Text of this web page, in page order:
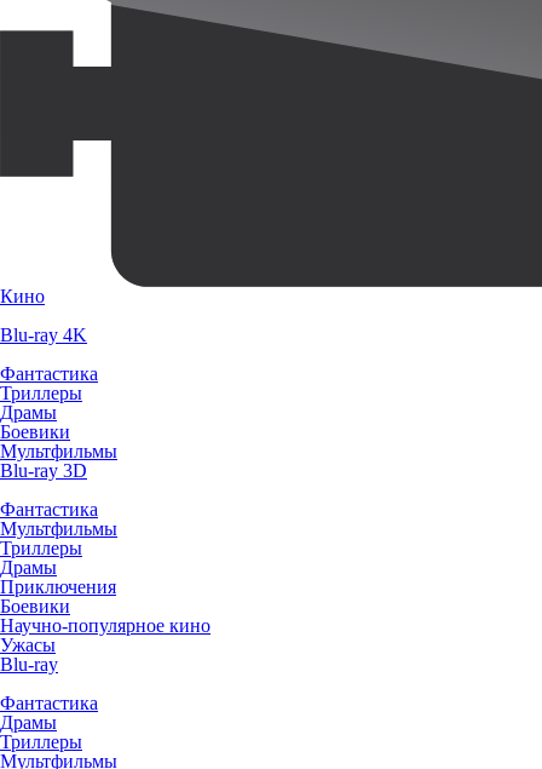
Кино
Blu-ray 4K
Фантастика
Триллеры
Драмы
Боевики
Мультфильмы
Blu-ray 3D
Фантастика
Мультфильмы
Триллеры
Драмы
Приключения
Боевики
Научно-популярное кино
Ужасы
Blu-ray
Фантастика
Драмы
Триллеры
Мультфильмы